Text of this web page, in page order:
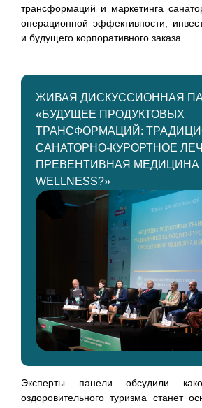
трансформаций и маркетинга
операционной эффективности,
и будущего корпоративного заказа.
ЖИВАЯ ДИСКУССИОННАЯ
«БУДУЩЕЕ ПРОДУКТОВЫХ
ТРАНСФОРМАЦИЙ:
САНАТОРНО-КУРОРТНОЕ
ПРЕВЕНТИВНАЯ МЕДИЦИНА
WELLNESS?»
Эксперты панели обсудили
оздоровительного туризма станет